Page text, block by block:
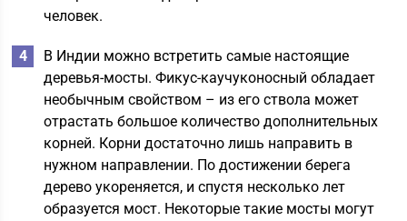
человек.
В Индии можно встретить самые настоящие
деревья-мосты. Фикус-каучуконосный обладает
необычным свойством – из его ствола может
отрастать большое количество дополнительных
корней. Корни достаточно лишь направить в
нужном направлении. По достижении берега
дерево укореняется, и спустя несколько лет
образуется мост. Некоторые такие мосты могут